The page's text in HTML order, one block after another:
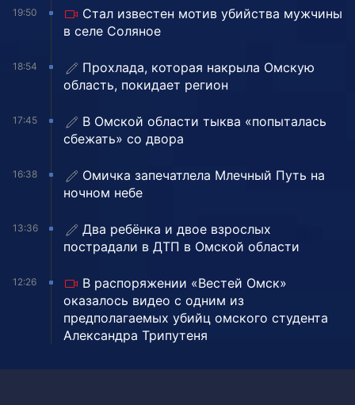
19:50
Стал известен мотив убийства мужчины
в селе Соляное
18:54
Прохлада, которая накрыла Омскую
область, покидает регион
17:45
В Омской области тыква «попыталась
сбежать» со двора
16:38
Омичка запечатлела Млечный Путь на
ночном небе
13:36
Два ребёнка и двое взрослых
пострадали в ДТП в Омской области
12:26
В распоряжении «Вестей Омск»
оказалось видео с одним из
предполагаемых убийц омского студента
Александра Трипутеня